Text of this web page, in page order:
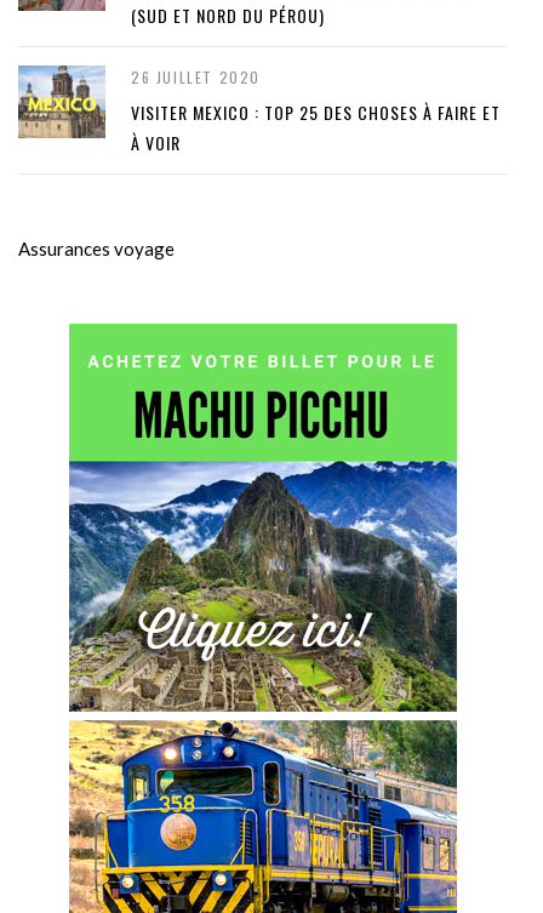
(SUD ET NORD DU PÉROU)
26 JUILLET 2020
VISITER MEXICO : TOP 25 DES CHOSES À FAIRE ET
À VOIR
Assurances voyage